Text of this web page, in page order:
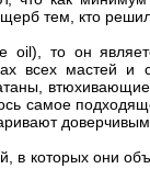
тем, кто
oil), то он
всех мастей и
втюхивающие
самое
в которых они